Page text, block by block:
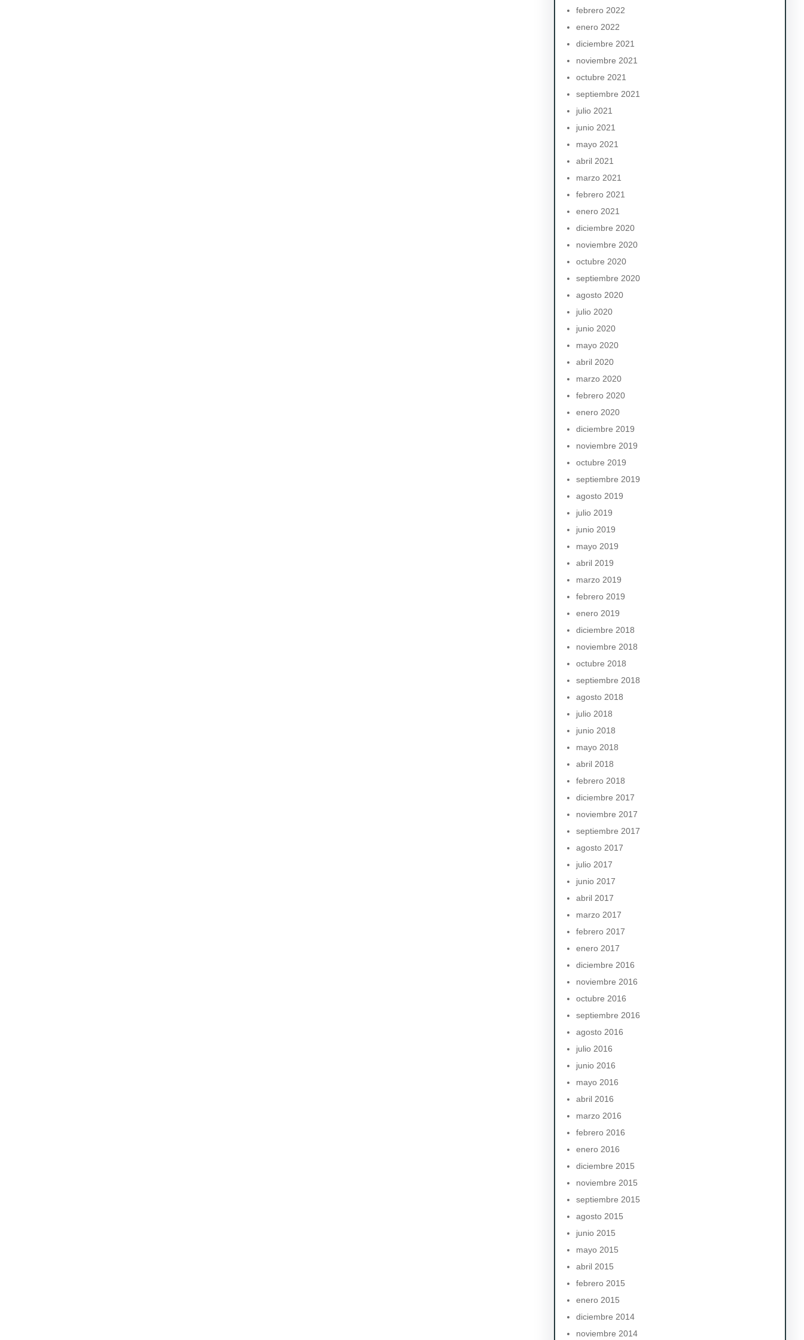
febrero 2022
enero 2022
diciembre 2021
noviembre 2021
octubre 2021
septiembre 2021
julio 2021
junio 2021
mayo 2021
abril 2021
marzo 2021
febrero 2021
enero 2021
diciembre 2020
noviembre 2020
octubre 2020
septiembre 2020
agosto 2020
julio 2020
junio 2020
mayo 2020
abril 2020
marzo 2020
febrero 2020
enero 2020
diciembre 2019
noviembre 2019
octubre 2019
septiembre 2019
agosto 2019
julio 2019
junio 2019
mayo 2019
abril 2019
marzo 2019
febrero 2019
enero 2019
diciembre 2018
noviembre 2018
octubre 2018
septiembre 2018
agosto 2018
julio 2018
junio 2018
mayo 2018
abril 2018
febrero 2018
diciembre 2017
noviembre 2017
septiembre 2017
agosto 2017
julio 2017
junio 2017
abril 2017
marzo 2017
febrero 2017
enero 2017
diciembre 2016
noviembre 2016
octubre 2016
septiembre 2016
agosto 2016
julio 2016
junio 2016
mayo 2016
abril 2016
marzo 2016
febrero 2016
enero 2016
diciembre 2015
noviembre 2015
septiembre 2015
agosto 2015
junio 2015
mayo 2015
abril 2015
febrero 2015
enero 2015
diciembre 2014
noviembre 2014